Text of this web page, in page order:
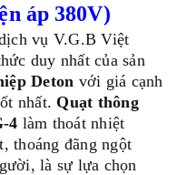
áp 380V)
vụ V.G.B Việt
duy nhất của sản
Deton với giá cạnh
nhất. Quạt thông
4 làm thoát nhiệt
thoáng đãng ngột
là sự lựa chọn